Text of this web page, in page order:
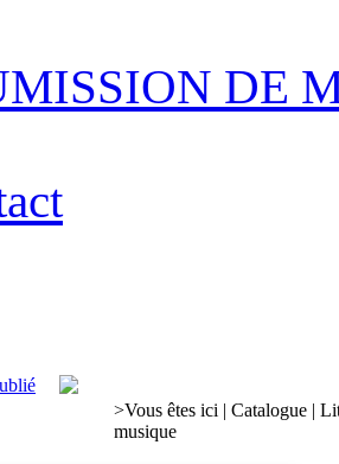
DE
>Vous êtes ici | Catalogue |
musique